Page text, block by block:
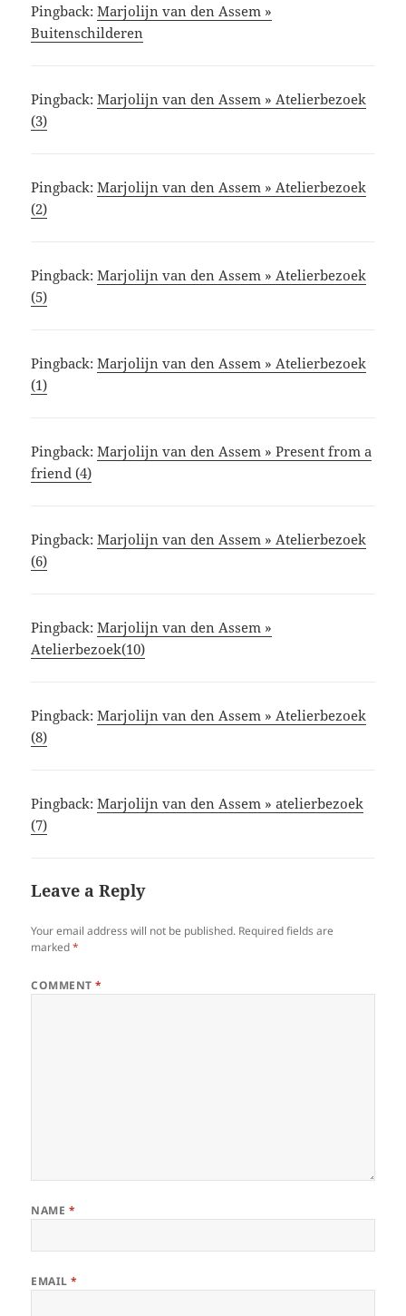
Pingback:Marjolijn van den Assem »
Buitenschilderen
Pingback:Marjolijn van den Assem » Atelierbezoek
(3)
Pingback:Marjolijn van den Assem » Atelierbezoek
(2)
Pingback:Marjolijn van den Assem » Atelierbezoek
(5)
Pingback:Marjolijn van den Assem » Atelierbezoek
(1)
Pingback:Marjolijn van den Assem » Present from a
friend (4)
Pingback:Marjolijn van den Assem » Atelierbezoek
(6)
Pingback:Marjolijn van den Assem »
Atelierbezoek(10)
Pingback:Marjolijn van den Assem » Atelierbezoek
(8)
Pingback:Marjolijn van den Assem » atelierbezoek
(7)
Leave a Reply
Your email address will not be published. Required fields are
marked*
COMMENT*
NAME *
EMAIL*